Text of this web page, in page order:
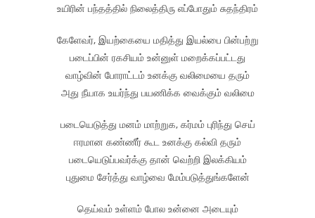
உயிரின் பந்தத்தில் நிலைத்திரு எப்போதும் சுதந்திரம்
கேளேவர், இயற்கையை மதித்து இயல்பை பின்பற்று
படைப்பின் ரகசியம் உன்னுள் மறைக்கப்பட்டது
வாழ்வின் போராட்டம் உனக்கு வலிமையை தரும்
அது நீயாக உயர்ந்து பயணிக்க வைக்கும் வலிமை
படையெடுத்து மனம் மாற்றுக, கர்மம் புரிந்து செய்
ஈரமான கண்ணீர் கூட உனக்கு கல்வி தரும்
படையெடுப்பவர்க்கு தான் வெற்றி இலக்கியம்
புதுமை சேர்த்து வாழ்வை மேம்படுத்துங்களேன்
தெய்வம் உள்ளம் போல உன்னை அடையும்